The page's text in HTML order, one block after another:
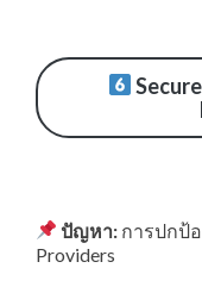
ปัญหา: การปกป้
Providers